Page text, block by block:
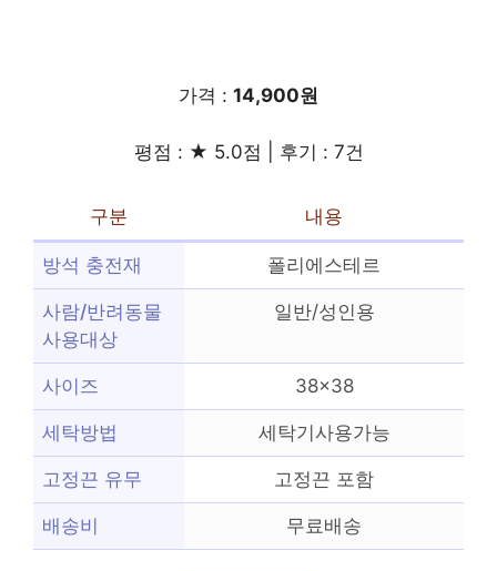
가격 : 14,900원
평점 : ★ 5.0점 | 후기 : 7건
구분 내용
방석 충전재 폴리에스테르
사람/반려동물
사용대상
일반/성인용
사이즈 38×38
세탁방법 세탁기사용가능
고정끈 유무 고정끈 포함
배송비 무료배송